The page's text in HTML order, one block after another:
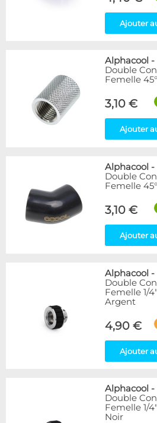
Ajouter
Alphacool -
Double
Femelle
3,10 €
Ajouter
Alphacool -
Double
Femelle
3,10 €
Ajouter
Alphacool -
Double
Femelle 1/
Argent
4,90 €
Ajouter
Alphacool -
Double
Femelle 1/
Noir